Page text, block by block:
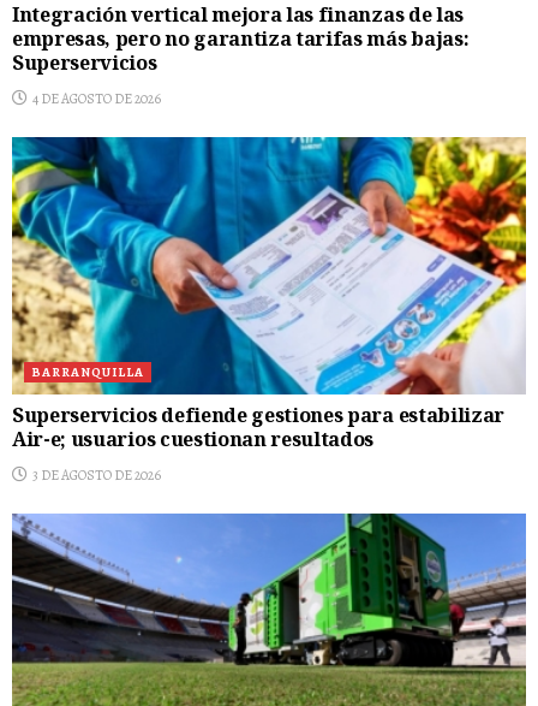
Integración vertical mejora las finanzas de las
empresas, pero no garantiza tarifas más bajas:
Superservicios
4 DE AGOSTO DE 2026
BARRANQUILLA
Superservicios defiende gestiones para estabilizar
Air-e; usuarios cuestionan resultados
3 DE AGOSTO DE 2026